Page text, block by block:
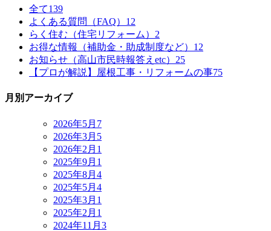
全て139
よくある質問（FAQ） 12
らく住む（住宅リフォーム） 2
お得な情報（補助金・助成制度など） 12
お知らせ（高山市民時報答えetc） 25
【プロが解説】屋根工事・リフォームの事75
月別アーカイブ
2026年5月 7
2026年3月 5
2026年2月 1
2025年9月 1
2025年8月 4
2025年5月 4
2025年3月 1
2025年2月 1
2024年11月 3